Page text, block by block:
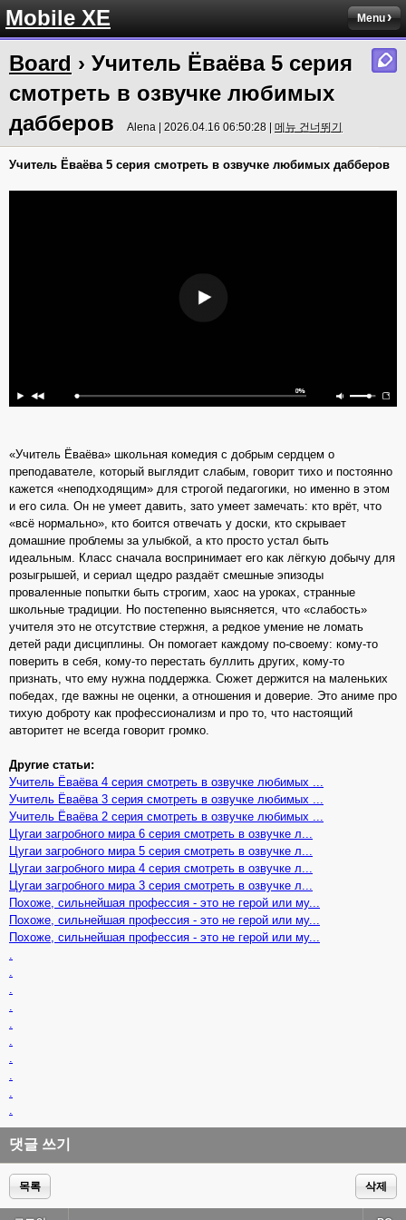
Mobile XE Menu
Board › Учитель Ёваёва 5 серия
смотреть в озвучке любимых
дабберов
Alena | 2026.04.16 06:50:28 | 메뉴 건너뛰기
Учитель Ёваёва 5 серия смотреть в озвучке любимых дабберов
«Учитель Ёваёва» школьная комедия с добрым сердцем о
преподавателе, который выглядит слабым, говорит тихо и постоянно
кажется «неподходящим» для строгой педагогики, но именно в этом
и его сила. Он не умеет давить, зато умеет замечать: кто врёт, что
«всё нормально», кто боится отвечать у доски, кто скрывает
домашние проблемы за улыбкой, а кто просто устал быть
идеальным. Класс сначала воспринимает его как лёгкую добычу для
розыгрышей, и сериал щедро раздаёт смешные эпизоды
проваленные попытки быть строгим, хаос на уроках, странные
школьные традиции. Но постепенно выясняется, что «слабость»
учителя это не отсутствие стержня, а редкое умение не ломать
детей ради дисциплины. Он помогает каждому по-своему: кому-то
поверить в себя, кому-то перестать буллить других, кому-то
признать, что ему нужна поддержка. Сюжет держится на маленьких
победах, где важны не оценки, а отношения и доверие. Это аниме про
тихую доброту как профессионализм и про то, что настоящий
авторитет не всегда говорит громко.
Другие статьи:
Учитель Ёваёва 4 серия смотреть в озвучке любимых ...
Учитель Ёваёва 3 серия смотреть в озвучке любимых ...
Учитель Ёваёва 2 серия смотреть в озвучке любимых ...
Цугаи загробного мира 6 серия смотреть в озвучке л...
Цугаи загробного мира 5 серия смотреть в озвучке л...
Цугаи загробного мира 4 серия смотреть в озвучке л...
Цугаи загробного мира 3 серия смотреть в озвучке л...
Похоже, сильнейшая профессия - это не герой или му...
Похоже, сильнейшая профессия - это не герой или му...
Похоже, сильнейшая профессия - это не герой или му...
댓글 쓰기
목록 삭제